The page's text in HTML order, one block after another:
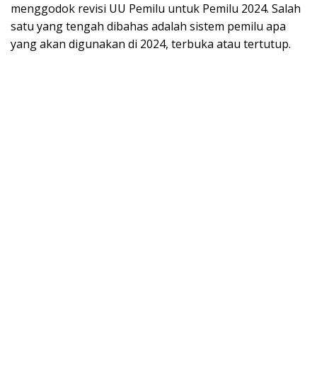
menggodok revisi UU Pemilu untuk Pemilu 2024. Salah
satu yang tengah dibahas adalah sistem pemilu apa
yang akan digunakan di 2024, terbuka atau tertutup.